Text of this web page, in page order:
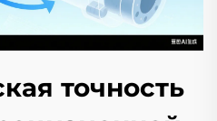
точность